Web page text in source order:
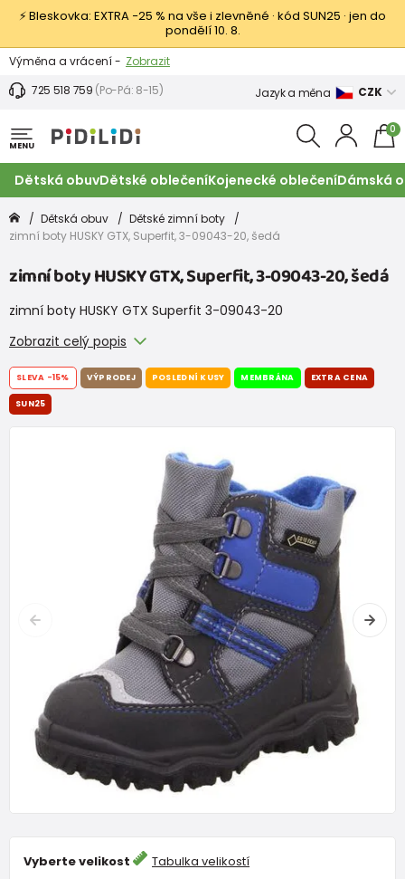
⚡ Bleskovka: EXTRA −25 % na vše i zlevněné · kód SUN25 · jen do
pondělí 10. 8.
Výměna a vrácení - Zobrazit
Sleva 100 Kč na první nákup -
725 518 759 (Po-Pá: 8-15) Jazyk a měna CZK
MENU
0
Dětská obuvDětské oblečeníKojenecké oblečeníDámská
Dětská obuv
Dětské zimní boty
zimní boty HUSKY GTX, Superfit, 3-09043-20, šedá
zimní boty HUSKY GTX, Superfit, 3-09043-20, šedá
zimní boty HUSKY GTX Superfit 3-09043-20
Zobrazit celý popis
Vyberte velikost Tabulka velikostí
SLEVA -15% VÝPRODEJ POSLEDNÍ KUSY MEMBRÁNA EXTRA CENA
SUN25